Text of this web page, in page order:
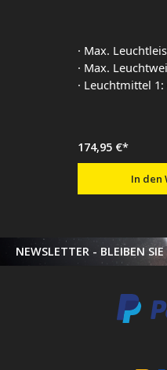
· Max.
· Max.
· Leuchtmittel 1:
174,95 €*
In den
NEWSLETTER - BLEIBEN